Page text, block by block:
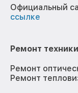
Официальный
ссылке
Ремонт техники
Ремонт
Ремонт